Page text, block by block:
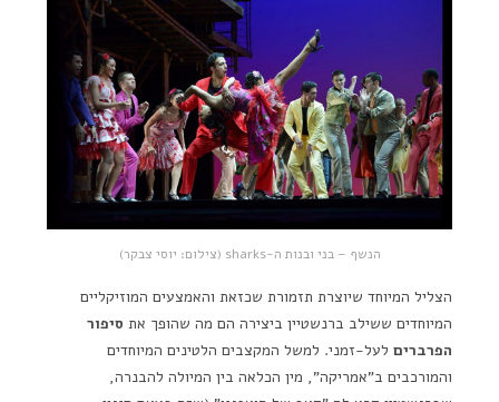
הנשף – בני ובנות ה-sharks (צילום: יוסי צבקר)
הצליל המיוחד שיוצרת תזמורת שכזאת והאמצעים המוזיקליים
המיוחדים ששילב ברנשטיין ביצירה הם מה שהופך את סיפור
הפרברים לעל-זמני. למשל המקצבים הלטינים המיוחדים
והמורכבים ב"אמריקה", מין הכלאה בין המיולה להבנרה,